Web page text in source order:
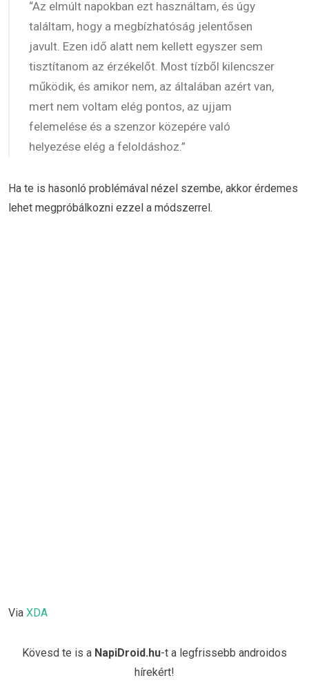
“Az elmúlt napokban ezt használtam, és úgy
találtam, hogy a megbízhatóság jelentősen
javult. Ezen idő alatt nem kellett egyszer sem
tisztítanom az érzékelőt. Most tízből kilencszer
működik, és amikor nem, az általában azért van,
mert nem voltam elég pontos, az ujjam
felemelése és a szenzor közepére való
helyezése elég a feloldáshoz.”
Ha te is hasonló problémával nézel szembe, akkor érdemes
lehet megpróbálkozni ezzel a módszerrel.
Via XDA
Kövesd te is a NapiDroid.hu-t a legfrissebb androidos
hírekért!